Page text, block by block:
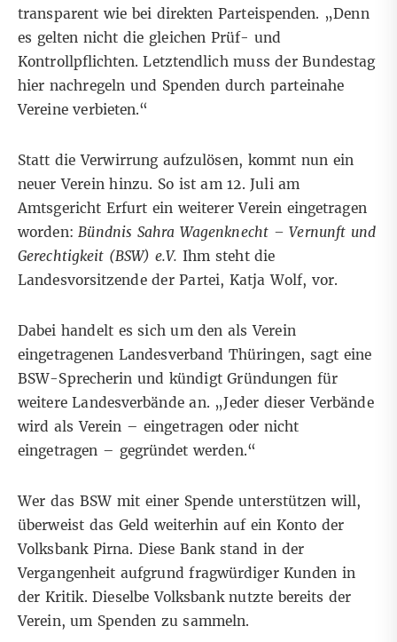
transparent wie bei direktenParteispenden. „Denn
es gelten nicht die gleichen Prüf- und
Kontrollpflichten. Letztendlich muss der Bundestag
hier nachregeln und Spenden durch parteinahe
Vereine verbieten.“
Statt die Verwirrung aufzulösen, kommt nun ein
neuer Verein hinzu. So ist am 12. Juli am
Amtsgericht Erfurt ein weiterer Verein eingetragen
worden:Bündnis Sahra Wagenknecht – Vernunft und
Gerechtigkeit (BSW) e.V.Ihm steht die
Landesvorsitzende der Partei, Katja Wolf, vor.
Dabei handelt es sich um den als Verein
eingetragenen Landesverband Thüringen, sagt eine
BSW-Sprecherin und kündigt Gründungen für
weitere Landesverbände an. „Jeder dieser Verbände
wird als Verein – eingetragen oder nicht
eingetragen – gegründet werden.“
Wer das BSW mit einer Spende unterstützen will,
überweist das Geld weiterhin auf ein Konto der
Volksbank Pirna. Diese Bank stand in der
Vergangenheit aufgrundfragwürdiger Kundenin
der Kritik. Dieselbe Volksbank nutzte bereits der
Verein, um Spenden zu sammeln.